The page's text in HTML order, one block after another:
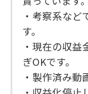
・考察系など
す。
・現在の収益
ぎOKです。
・製作済み動